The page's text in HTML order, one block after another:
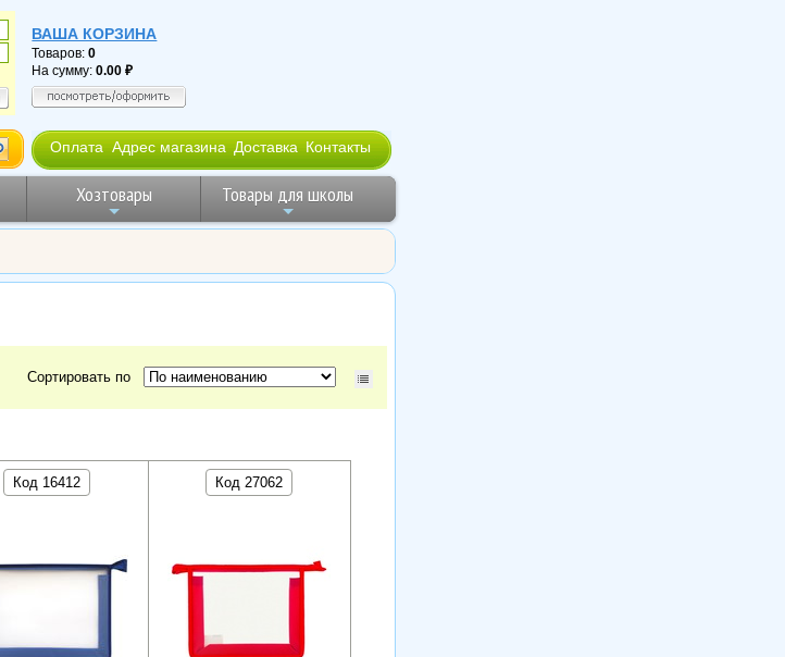
ВАША КОРЗИНА
Товаров:0
На сумму:0.00
Оплата Адрес магазина Доставка Контакты
Хозтовары Товары для школы
Сортировать по
Код 16412 Код 27062